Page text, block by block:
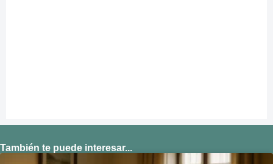
También te puede interesar...